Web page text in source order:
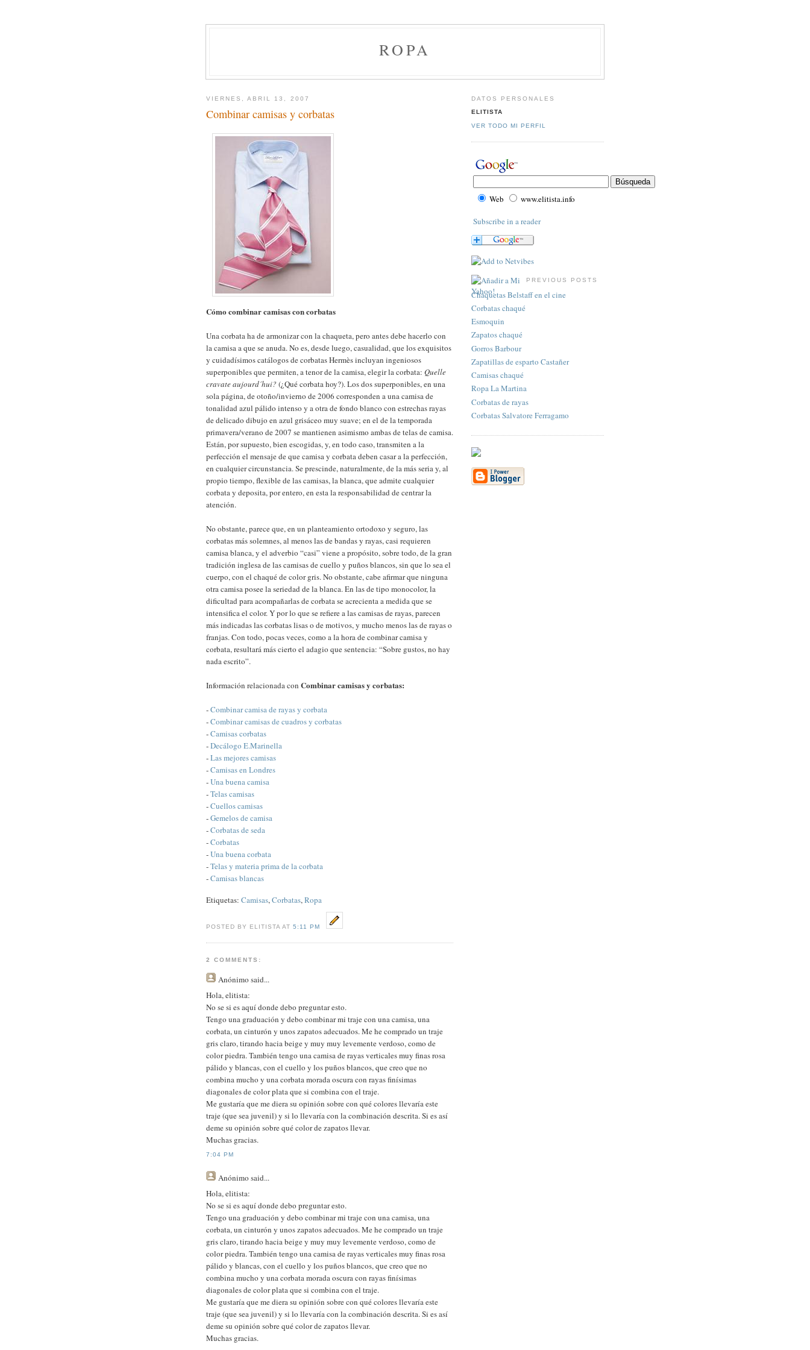
ROPA
VIERNES, ABRIL 13, 2007
Combinar camisas y corbatas
Cómo combinar camisas con corbatas
Una corbata ha de armonizar con la chaqueta, pero antes debe hacerlo con
la camisa a que se anuda. No es, desde luego, casualidad, que los exquisitos
y cuidadísimos catálogos de corbatas Hermès incluyan ingeniosos
superponibles que permiten, a tenor de la camisa, elegir la corbata: Quelle
cravate aujourd´hui? (¿Qué corbata hoy?). Los dos superponibles, en una
sola página, de otoño/invierno de 2006 corresponden a una camisa de
tonalidad azul pálido intenso y a otra de fondo blanco con estrechas rayas
de delicado dibujo en azul grisáceo muy suave; en el de la temporada
primavera/verano de 2007 se mantienen asimismo ambas de telas de camisa.
Están, por supuesto, bien escogidas, y, en todo caso, transmiten a la
perfección el mensaje de que camisa y corbata deben casar a la perfección,
en cualquier circunstancia. Se prescinde, naturalmente, de la más seria y, al
propio tiempo, flexible de las camisas, la blanca, que admite cualquier
corbata y deposita, por entero, en esta la responsabilidad de centrar la
atención.
No obstante, parece que, en un planteamiento ortodoxo y seguro, las
corbatas más solemnes, al menos las de bandas y rayas, casi requieren
camisa blanca, y el adverbio “casi” viene a propósito, sobre todo, de la gran
tradición inglesa de las camisas de cuello y puños blancos, sin que lo sea el
cuerpo, con el chaqué de color gris. No obstante, cabe afirmar que ninguna
otra camisa posee la seriedad de la blanca. En las de tipo monocolor, la
dificultad para acompañarlas de corbata se acrecienta a medida que se
intensifica el color. Y por lo que se refiere a las camisas de rayas, parecen
más indicadas las corbatas lisas o de motivos, y mucho menos las de rayas o
franjas. Con todo, pocas veces, como a la hora de combinar camisa y
corbata, resultará más cierto el adagio que sentencia: “Sobre gustos, no hay
nada escrito”.
Información relacionada con Combinar camisas y corbatas:
-Combinar camisa de rayas y corbata
-Combinar camisas de cuadros y corbatas
-Camisas corbatas
-Decálogo E.Marinella
-Las mejores camisas
-Camisas en Londres
-Una buena camisa
-Telas camisas
-Cuellos camisas
-Gemelos de camisa
-Corbatas de seda
-Corbatas
-Una buena corbata
-Telas y materia prima de la corbata
-Camisas blancas
Etiquetas: Camisas,Corbatas,Ropa
POSTED BY ELITISTA AT5:11 PM
2 COMMENTS:
Anónimo said...
Hola, elitista:
No se si es aquí donde debo preguntar esto.
Tengo una graduación y debo combinar mi traje con una camisa, una
corbata, un cinturón y unos zapatos adecuados. Me he comprado un traje
gris claro, tirando hacia beige y muy muy levemente verdoso, como de
color piedra. También tengo una camisa de rayas verticales muy finas rosa
pálido y blancas, con el cuello y los puños blancos, que creo que no
combina mucho y una corbata morada oscura con rayas finísimas
diagonales de color plata que si combina con el traje.
Me gustaría que me diera su opinión sobre con qué colores llevaría este
traje (que sea juvenil) y si lo llevaría con la combinación descrita. Si es así
deme su opinión sobre qué color de zapatos llevar.
Muchas gracias.
7:04 PM
Anónimo said...
Hola, elitista:
No se si es aquí donde debo preguntar esto.
Tengo una graduación y debo combinar mi traje con una camisa, una
corbata, un cinturón y unos zapatos adecuados. Me he comprado un traje
gris claro, tirando hacia beige y muy muy levemente verdoso, como de
color piedra. También tengo una camisa de rayas verticales muy finas rosa
pálido y blancas, con el cuello y los puños blancos, que creo que no
combina mucho y una corbata morada oscura con rayas finísimas
diagonales de color plata que si combina con el traje.
Me gustaría que me diera su opinión sobre con qué colores llevaría este
traje (que sea juvenil) y si lo llevaría con la combinación descrita. Si es así
deme su opinión sobre qué color de zapatos llevar.
Muchas gracias.
DATOS PERSONALES
ELITISTA
VER TODO MI PERFIL
Web www.elitista.info
Subscribe in a reader
PREVIOUS POSTS
Chaquetas Belstaff en el cine
Corbatas chaqué
Esmoquin
Zapatos chaqué
Gorros Barbour
Zapatillas de esparto Castañer
Camisas chaqué
Ropa La Martina
Corbatas de rayas
Corbatas Salvatore Ferragamo